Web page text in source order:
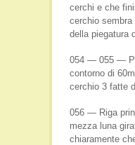
cerchi e che
cerchio
della piegatura
054 — 055 —
contorno di
cerchio 3 fatte
056 — Riga
mezza luna
chiaramente